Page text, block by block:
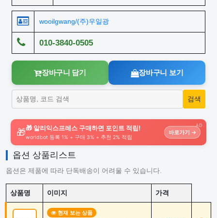
wooilgwang/(주)우일광
010-3840-0505
장바구니 담기 장바구니 보기
AD
🎁🎁 알리익스프레스 구매하면 포인트 적립!
worldbot 등록 1% + 구매 3% + 추천 2% 적립
바로가기 →
옵션 상품리스트
옵션은 제품에 따라 단독배송이 어려울 수 있습니다.
상품명 이미지 가격
현재 보는 상품